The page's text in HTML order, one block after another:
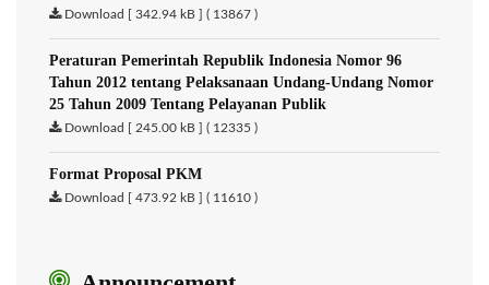
Download [ 342.94 kB ] ( 13867 )
Peraturan Pemerintah Republik Indonesia Nomor 96
Tahun 2012 tentang Pelaksanaan Undang-Undang Nomor
25 Tahun 2009 Tentang Pelayanan Publik
Download [ 245.00 kB ] ( 12335 )
Format Proposal PKM
Download [ 473.92 kB ] ( 11610 )